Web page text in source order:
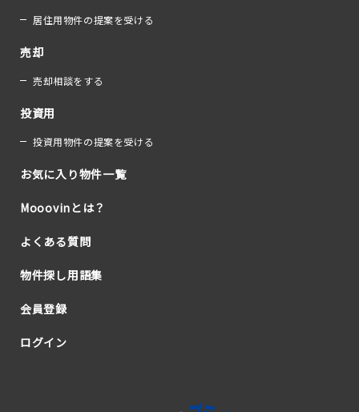
居住用物件の提案を受ける
売却
売却相談をする
投資用
投資用物件の提案を受ける
お気に入り物件一覧
Mooovinとは？
よくある質問
物件探し用語集
会員登録
ログイン